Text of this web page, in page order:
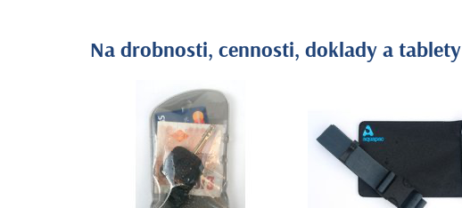
Na drobnosti, cennosti, doklady a tablety